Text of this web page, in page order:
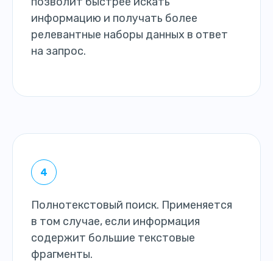
информацию и получать более
релевантные наборы данных в ответ
на запрос.
Полнотекстовый поиск. Применяется
в том случае, если информация
содержит большие текстовые
фрагменты.